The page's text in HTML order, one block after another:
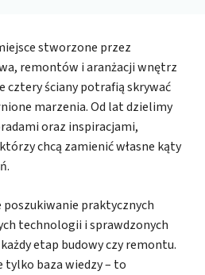
stworzone przez
remontów i aranżacji wnętrz
cztery ściany potrafią skrywać
marzenia. Od lat dzielimy
oraz inspiracjami,
chcą zamienić własne kąty
poszukiwanie praktycznych
technologii i sprawdzonych
etap budowy czy remontu.
baza wiedzy – to